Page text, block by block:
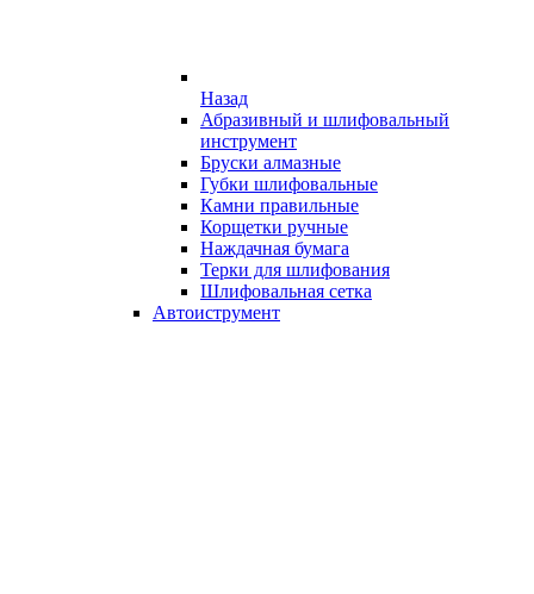
Назад
Абразивный и шлифовальный
инструмент
Бруски алмазные
Губки шлифовальные
Камни правильные
Корщетки ручные
Наждачная бумага
Терки для шлифования
Шлифовальная сетка
Автоиструмент